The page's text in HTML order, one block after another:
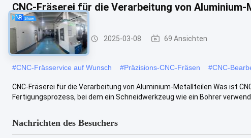
CNC-Fräserei für die Verarbeitung von Aluminium-
Cnc-Prägeservice 2025-03-08 69 Ansichten
#CNC-Frässervice auf Wunsch #Präzisions-CNC-Fräsen #CNC-
CNC-Fräserei für die Verarbeitung von Aluminium-Metallteilen Was ist
Fertigungsprozess, bei dem ein Schneidwerkzeug wie ein Bohrer
Nachrichten des Besuchers